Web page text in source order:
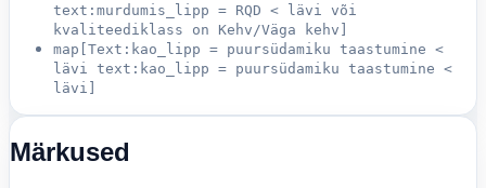
text:murdumis_lipp = RQD < lävi või
kvaliteediklass on Kehv/Väga kehv]
map[Text:kao_lipp = puursüdamiku taastumine <
lävi text:kao_lipp = puursüdamiku taastumine <
lävi]
Märkused